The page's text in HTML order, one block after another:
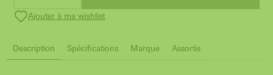
Ajouter à ma wishlist
Description Spécifications Marque Assortis